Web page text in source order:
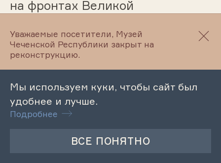
на фронтах Великой
15.04.2023
Патриотический час «Чеченская
Республика - территория мира и
стабильности»
Уважаемые посетители, Музей
Чеченской Республики закрыт на
реконструкцию.
Мы используем куки, чтобы сайт был
удобнее и лучше.
Подробнее